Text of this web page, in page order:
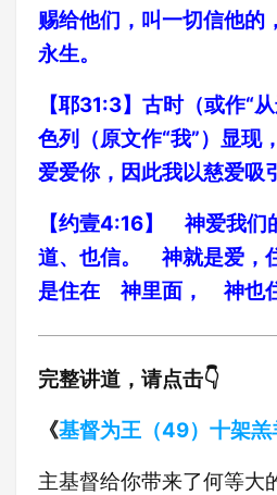
赐给他们，叫一切信他的
永生。
【耶31:3】古时（或作“
色列（原文作“我”）显现
爱爱你，因此我以慈爱吸
【约壹4:16】 神爱我们
道、也信。 神就是爱，
是住在 神里面， 神也住
完整讲道，请点击👇
《基督为王（49）十架羔
主基督给你带来了何等大